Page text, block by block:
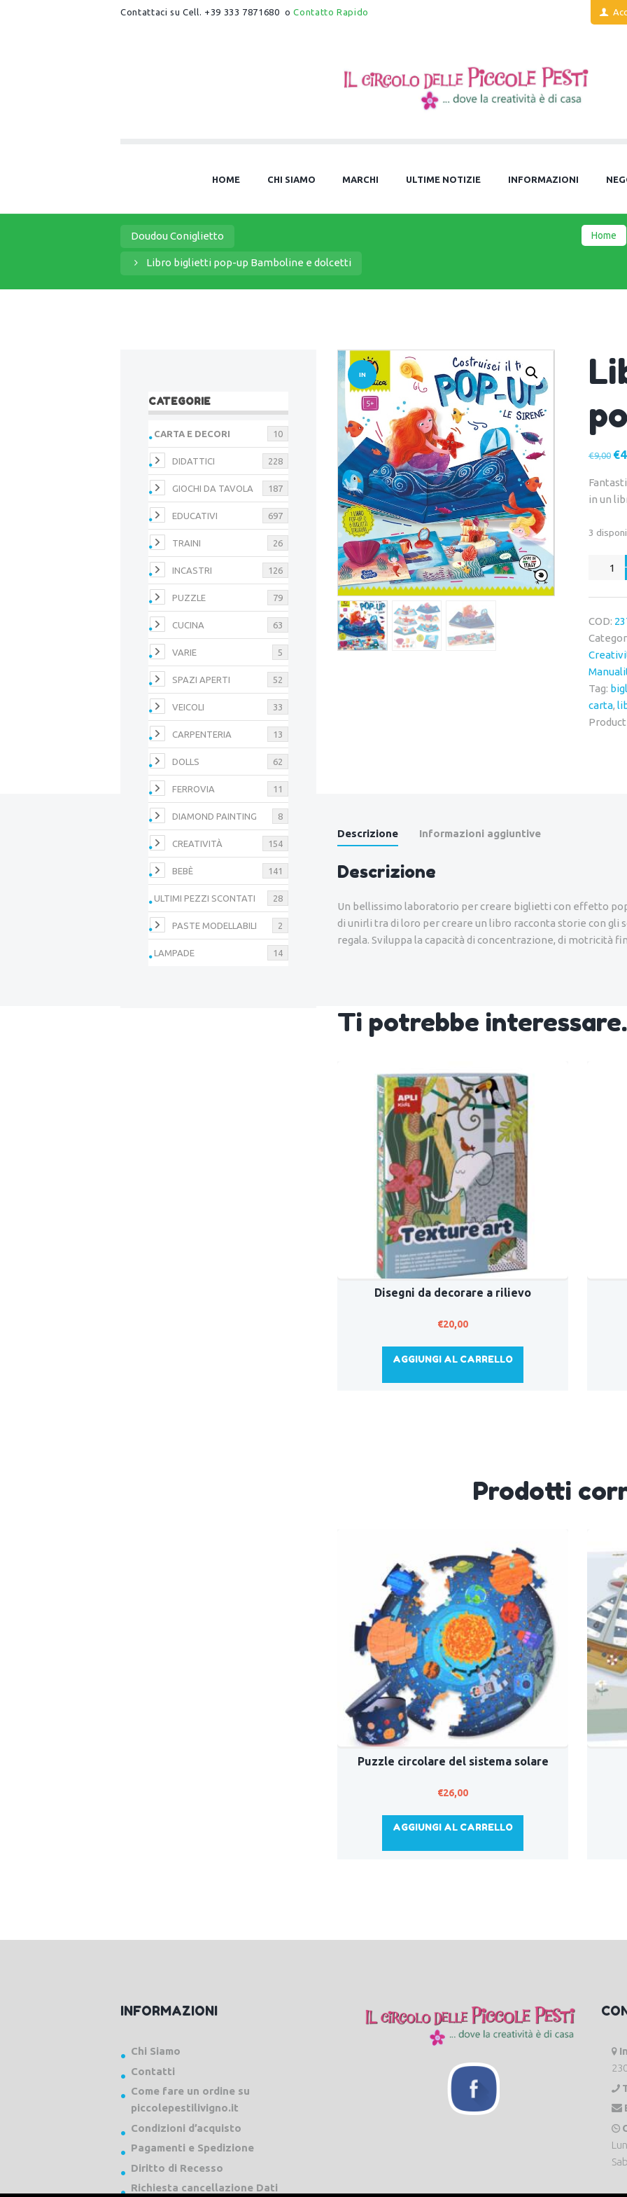
Contattaci su Cell. +39 333 7871680 oContatto Rapido
HOME CHI SIAMO MARCHI ULTIME NOTIZIE INFORMAZIONI
Doudou Coniglietto
Libro biglietti pop-up Bamboline e dolcetti
Home
IN
OFFERT
A!
€9,00 Il
€
in un
3
Libro
biglietti
pop-
quantità
COD:
Tag:
carta,
Descrizione Informazioni aggiuntive
Descrizione
Un bellissimo laboratorio per creare biglietti con effetto
di unirli tra di loro per creare un libro racconta storie con gli
regala. Sviluppa la capacità di concentrazione, di motricità
Ti potrebbe
Disegni da decorare a rilievo
€20,00
AGGIUNGI AL CARRELLO
Prodotti
Puzzle circolare del sistema solare
€26,00
AGGIUNGI AL CARRELLO
CATEGORIE
CARTA E DECORI 10
DIDATTICI 228
GIOCHI DA TAVOLA 187
EDUCATIVI 697
TRAINI 26
INCASTRI 126
PUZZLE 79
CUCINA 63
VARIE 5
SPAZI APERTI 52
VEICOLI 33
CARPENTERIA 13
DOLLS 62
FERROVIA 11
DIAMOND PAINTING 8
CREATIVITÀ 154
BEBÈ 141
ULTIMI PEZZI SCONTATI 28
PASTE MODELLABILI 2
LAMPADE 14
INFORMAZIONI
Chi Siamo
Contatti
Come fare un ordine su
piccolepestilivigno.it
Condizioni d’acquisto
Pagamenti e Spedizione
Diritto di Recesso
Richiesta cancellazione Dati